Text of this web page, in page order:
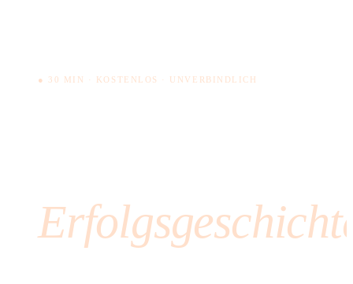
● 30 MIN · KOSTENLOS · UNVERBINDLICH